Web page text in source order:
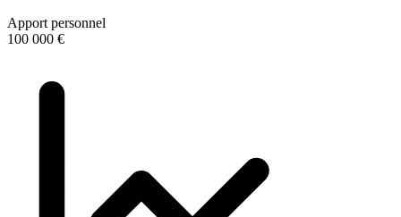
Apport personnel
100 000 €